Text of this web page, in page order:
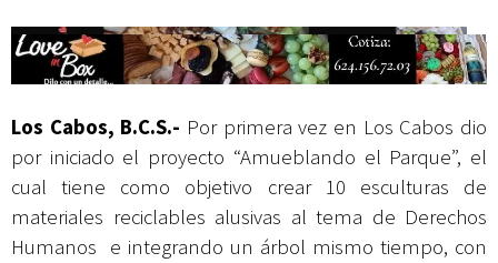
Los Cabos, B.C.S.- Por primera vez en Los Cabos dio
por iniciado el proyecto “Amueblando el Parque”, el
cual tiene como objetivo crear 10 esculturas de
materiales reciclables alusivas al tema de Derechos
Humanos e integrando un árbol mismo tiempo, con